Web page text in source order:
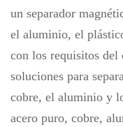
un separador
el aluminio, el
con los requisitos del
soluciones para
cobre, el aluminio y
acero puro, cobre,